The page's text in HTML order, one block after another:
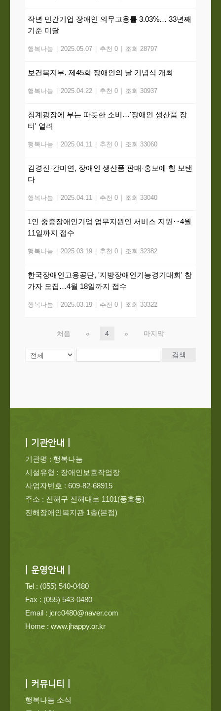
작년 민간기업 장애인 의무고용률 3.03%… 33년째
기준 미달
행복나눔 2025.05.07 추천 0 조회 28797
보건복지부, 제45회 장애인의 날 기념식 개최
행복나눔 2025.04.22 추천 0 조회 30937
청계광장에 부는 따뜻한 소비…'장애인 생산품 장
터' 열려
행복나눔 2025.04.11 추천 0 조회 33060
김경진·간미연, 장애인 생산품 판매·홍보에 힘 보탠
다
행복나눔 2025.04.11 추천 0 조회 33040
1인 중증장애인기업 업무지원인 서비스 지원‥4월
11일까지 접수
행복나눔 2025.03.19 추천 0 조회 32382
한국장애인고용공단, '지방장애인기능경기대회' 참
가자 모집…4월 18일까지 접수
행복나눔 2025.03.19 추천 0 조회 33322
처음 « 4 » 마지막
검색
| 기관안내 |
기관명 : 행복나눔
시설유형 : 장애인보호작업장
사업자번호 : 609-82-68915
주소 : 진해구 진해대로 1101(풍호동)
진해장애인복지관 1층(본점)
| 운영안내 |
Tel : (055) 540-0480
Fax : (055) 543-0480
Email : jcrc0480@naver.com
Home : www.jhappy.or.kr
| 커뮤니티 |
행복나눔 소식